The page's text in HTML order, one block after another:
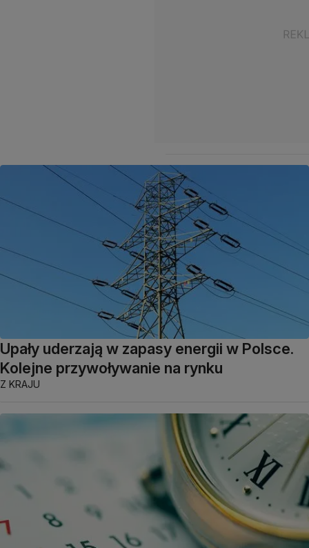
Upały uderzają w zapasy energii w Polsce.
Kolejne przywoływanie na rynku
Z KRAJU